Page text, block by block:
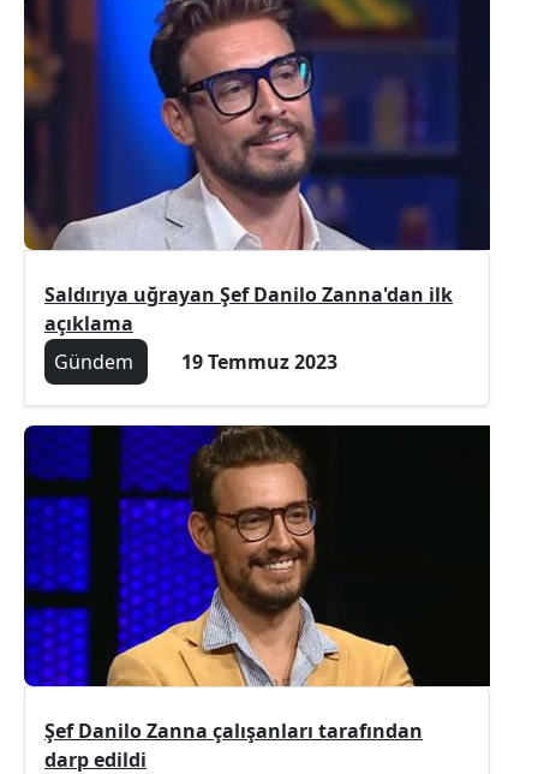
Saldırıya uğrayan Şef Danilo Zanna'dan ilk
açıklama
Gündem
19 Temmuz 2023
Şef Danilo Zanna çalışanları tarafından
darp edildi